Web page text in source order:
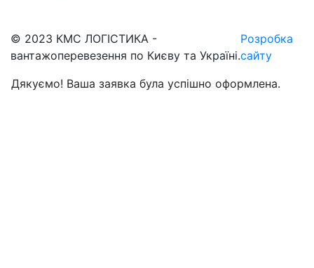
© 2023 КМС ЛОГІСТИКА -
вантажоперевезення по Києву та Україні.
Розробка
сайту
Дякуємо! Ваша заявка була успішно оформлена.